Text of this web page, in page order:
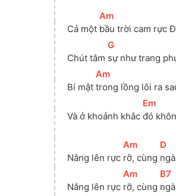
Cả một
[
Am
bầu trời cam rực
Chút tâm
[
G
sự như trang
Bí mật
[
Am
trong lồng lôi ra
Và ở khoảnh khắc
[Em
đó
Nắng lên rực
[
Am
rỡ, cùng
[D
Nắng lên rực
[
Am
rỡ, cùng
[B7